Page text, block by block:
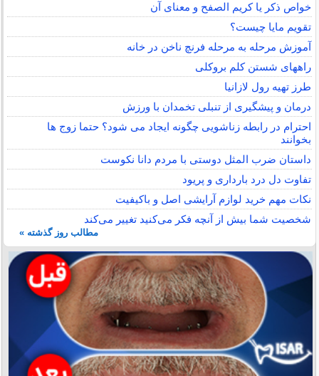
خواص ذکر یا کریم الصفح و معنای آن
تقویم مایا چیست؟
آموزش مرحله به مرحله فرنچ ناخن در خانه
راههای شستن کلم بروکلی
طرز تهیه رول لازانیا
درمان و پیشگیری از تنبلی تخمدان با ورزش
احترام در رابطه زناشویی چگونه ایجاد می شود؟ حتما زوج ها
بخوانند
داستان ضرب المثل دوستی با مردم دانا نكوست
تفاوت دل درد بارداری و پریود
نکات مهم خرید لوازم آرایشی اصل و باکیفیت
شخصیت شما بیش از آنچه فکر می‌کنید تغییر می‌کند
مطالب روز گذشته »